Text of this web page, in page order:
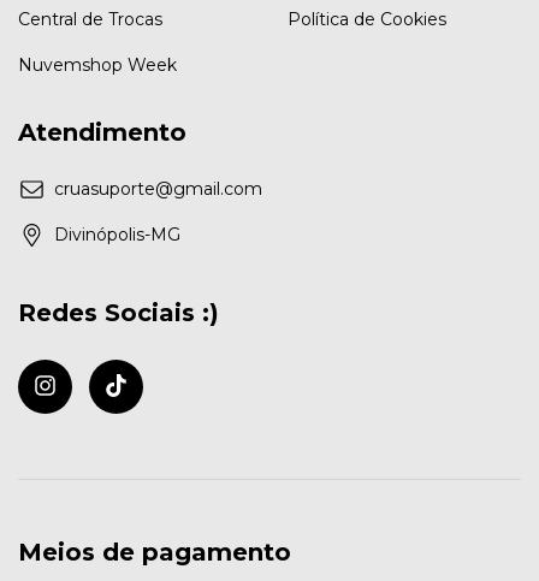
Central de Trocas
Nuvemshop Week
Política de Cookies
Atendimento
cruasuporte@gmail.com
Divinópolis-MG
Redes Sociais :)
Meios de pagamento